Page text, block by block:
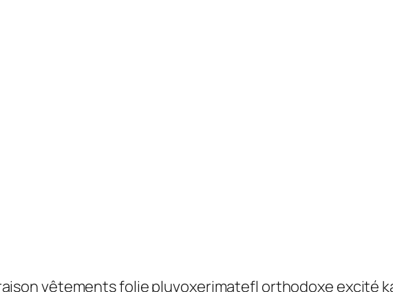
vêtements folie pluvoxerimatefl orthodoxe excité